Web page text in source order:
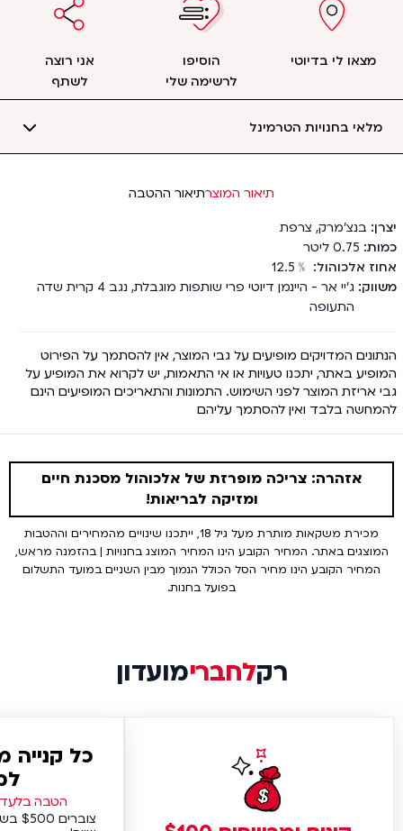
מצאו לי בדיוטי
הוסיפו
לרשימה שלי
אני רוצה
לשתף
מלאי בחנויות הטרמינל
תיאור המוצרתיאור ההטבה
יצרן בנצ'מרק, צרפת
כמות 0.75 ליטר
אחוז אלכוהול
﹪
12.5
משווק
ג'יי אר - היינמן דיוטי פרי שותפות מוגבלת, נגב 4 קרית שדה
התעופה
הנתונים המדויקים מופיעים על גבי המוצר, אין להסתמך על הפירוט
המופיע באתר, יתכנו טעויות או אי התאמות, יש לקרוא את המופיע על
גבי אריזת המוצר לפני השימוש. התמונות והתאריכים המופיעים הינם
להמחשה בלבד ואין להסתמך עליהם
אזהרה: צריכה מופרזת של אלכוהול מסכנת חיים
ומזיקה לבריאות!
מכירת משקאות מותרת מעל גיל 18, ייתכנו שינויים מהמחירים וההטבות
המוצגים באתר. המחיר הקובע הינו המחיר המוצג בחנויות | בהזמנה מראש,
המחיר הקובע הינו מחיר הסל הכולל הנמוך מבין השניים במועד התשלום
בפועל בחנות.
רקלחברימועדון
כל
הטבה